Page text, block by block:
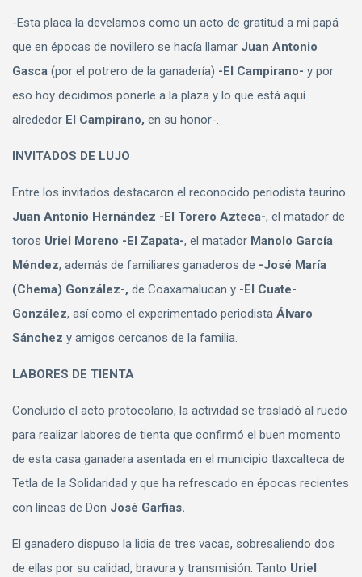
-Esta placa la develamos como un acto de gratitud a mi papá
que en épocas de novillero se hacía llamar Juan Antonio
Gasca (por el potrero de la ganadería) -El Campirano- y por
eso hoy decidimos ponerle a la plaza y lo que está aquí
alrededor El Campirano, en su honor-.
INVITADOS DE LUJO
Entre los invitados destacaron el reconocido periodista taurino
Juan Antonio Hernández -El Torero Azteca-, el matador de
toros Uriel Moreno -El Zapata-, el matador Manolo García
Méndez, además de familiares ganaderos de -José María
(Chema) González-, de Coaxamalucan y -El Cuate-
González, así como el experimentado periodista Álvaro
Sánchez y amigos cercanos de la familia.
LABORES DE TIENTA
Concluido el acto protocolario, la actividad se trasladó al ruedo
para realizar labores de tienta que confirmó el buen momento
de esta casa ganadera asentada en el municipio tlaxcalteca de
Tetla de la Solidaridad y que ha refrescado en épocas recientes
con líneas de Don José Garfias.
El ganadero dispuso la lidia de tres vacas, sobresaliendo dos
de ellas por su calidad, bravura y transmisión. Tanto Uriel